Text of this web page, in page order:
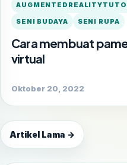
SENI BUDAYA
SENI RUPA
Cara membuat
virtual
Oktober 20, 2022
Artikel Lama →